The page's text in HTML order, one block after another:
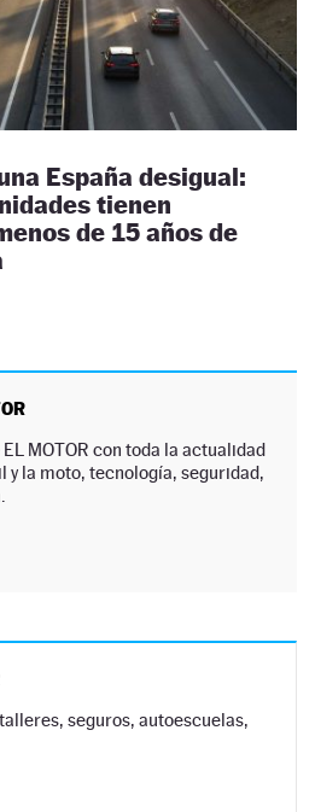
España desigual:
tienen
de 15 años de
MOTOR con toda la actualidad
y la moto, tecnología, seguridad,
seguros, autoescuelas,